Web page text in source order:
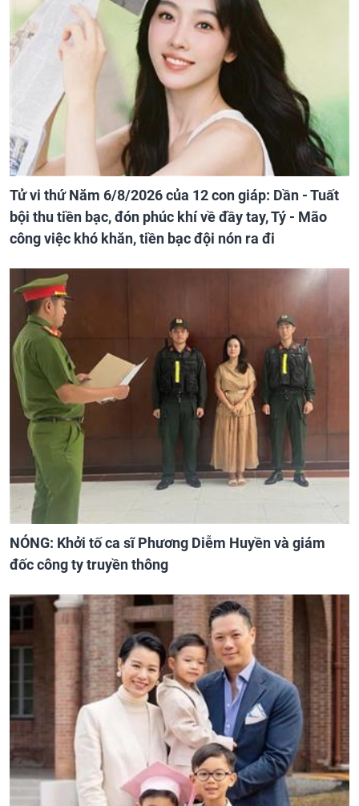
Tử vi thứ Năm 6/8/2026 của 12 con giáp: Dần - Tuất
bội thu tiền bạc, đón phúc khí về đầy tay, Tý - Mão
công việc khó khăn, tiền bạc đội nón ra đi
NÓNG: Khởi tố ca sĩ Phương Diễm Huyền và giám
đốc công ty truyền thông